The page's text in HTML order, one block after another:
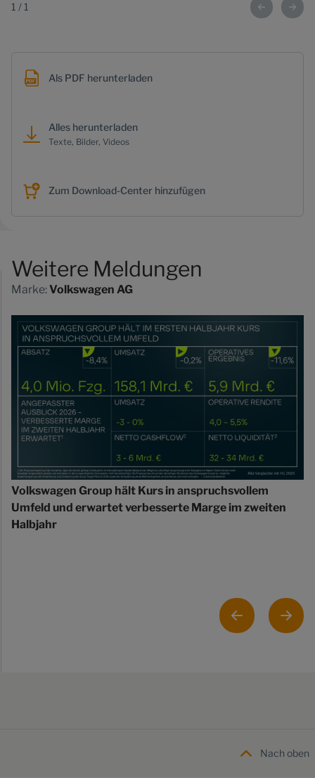
1 / 1
Als PDF herunterladen
Alles herunterladen
Texte, Bilder, Videos
Zum Download-Center hinzufügen
Weitere Meldungen
Marke:Volkswagen AG
Volkswagen Group hält Kurs in anspruchsvollem
Umfeld und erwartet verbesserte Marge im zweiten
Halbjahr
Nach oben